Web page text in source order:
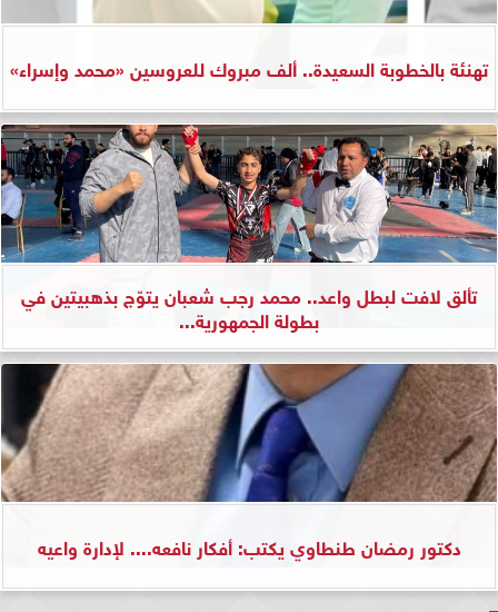
تهنئة بالخطوبة السعيدة.. ألف مبروك للعروسين «محمد وإسراء»
تألق لافت لبطل واعد.. محمد رجب شعبان يتوّج بذهبيتين في
بطولة الجمهورية...
دكتور رمضان طنطاوي يكتب: أفكار نافعه.... لإدارة واعيه